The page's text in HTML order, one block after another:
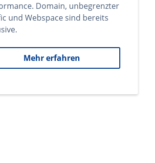
Domain, unbegrenzter
und Webspace sind bereits
Mehr erfahren